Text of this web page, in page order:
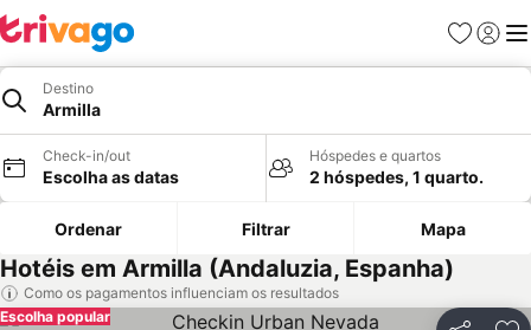
Favoritos
Iniciar
Destino
Armilla
Check-in/out
Escolha as datas
Hóspedes e quartos
2 hóspedes, 1 quarto.
Ordenar Filtrar Mapa
Hotéis em Armilla (Andaluzia, Espanha)
Como os pagamentos influenciam os resultados
Escolha popular